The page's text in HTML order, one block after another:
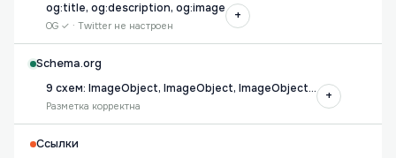
og:title, og:description, og:image
OG ✓ · Twitter не настроен
+
Schema.org
9 схем: ImageObject, ImageObject, ImageObject…
Разметка корректна
+
Ссылки